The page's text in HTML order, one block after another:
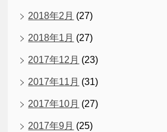
2018年2月 (27)
2018年1月 (27)
2017年12月 (23)
2017年11月 (31)
2017年10月 (27)
2017年9月 (25)